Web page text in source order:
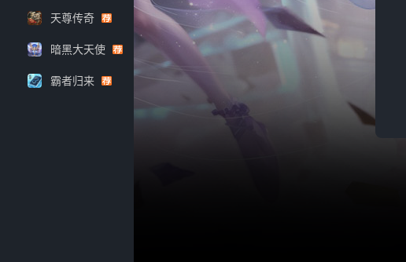
天尊传奇
暗黑大天使
霸者归来